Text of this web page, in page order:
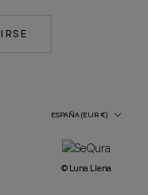
País/región
ESPAÑA (EUR €)
© Luna Llena